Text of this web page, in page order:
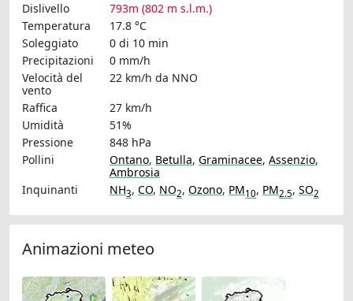
Dislivello
793m (802 m s.l.m.)
Temperatura
17.8 °C
Soleggiato
0 di 10 min
Precipitazioni
0 mm/h
Velocità del
vento
22 km/h da NNO
Raffica
27 km/h
Umidità
51%
Pressione
848 hPa
Pollini
Ontano, Betulla, Graminacee, Assenzio,
Ambrosia
Inquinanti
NH3, CO, NO2, Ozono, PM10, PM2.5, SO2
Animazioni meteo